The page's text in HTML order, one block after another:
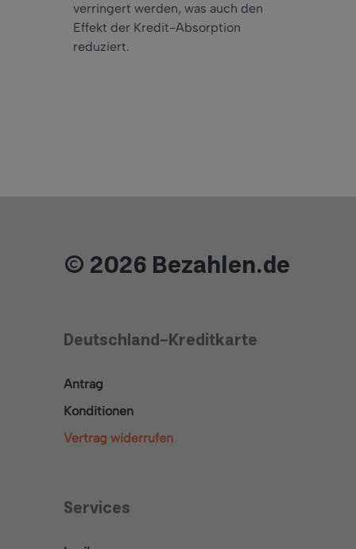
verringert werden, was auch den
Effekt der Kredit-Absorption
reduziert.
© 2026 Bezahlen.de
Deutschland-Kreditkarte
Antrag
Konditionen
Vertrag widerrufen
Services